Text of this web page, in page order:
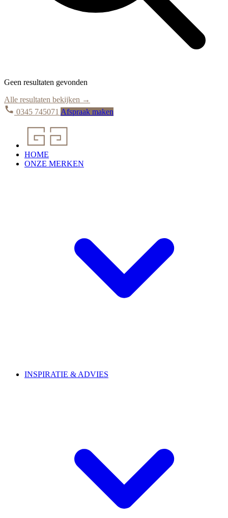
Geen resultaten gevonden
Alle resultaten bekijken →
0345 745071 Afspraak maken
HOME
ONZE MERKEN
INSPIRATIE & ADVIES